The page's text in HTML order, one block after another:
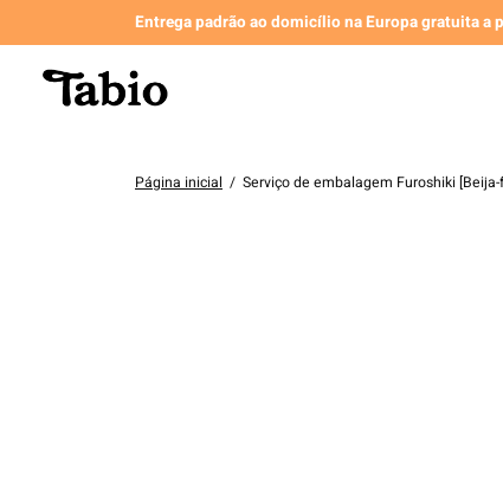
Entrega padrão ao domicílio na Europa gratuita a
Página inicial / Serviço de embalagem Furoshiki